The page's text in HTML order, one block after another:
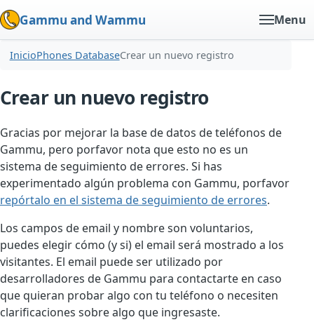
Gammu and Wammu Menu
InicioPhones DatabaseCrear un nuevo registro
Crear un nuevo registro
Gracias por mejorar la base de datos de teléfonos de
Gammu, pero porfavor nota que esto no es un
sistema de seguimiento de errores. Si has
experimentado algún problema con Gammu, porfavor
repórtalo en el sistema de seguimiento de errores.
Los campos de email y nombre son voluntarios,
puedes elegir cómo (y si) el email será mostrado a los
visitantes. El email puede ser utilizado por
desarrolladores de Gammu para contactarte en caso
que quieran probar algo con tu teléfono o necesiten
clarificaciones sobre algo que ingresaste.